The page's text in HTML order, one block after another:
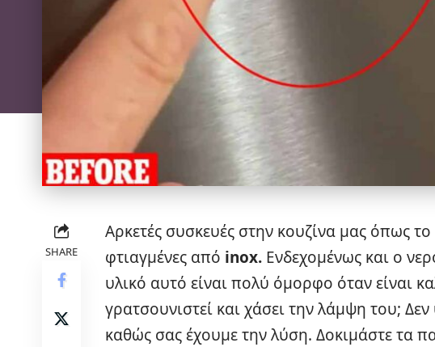
SHARE
Αρκετές συσκευές στην κουζίνα μας όπως
φτιαγμένες από inox. Ενδεχομένως και ο
υλικό αυτό είναι πολύ όμορφο όταν είναι
γρατσουνιστεί και χάσει την λάμψη του;
καθώς σας έχουμε την λύση. Δοκιμάστε τα